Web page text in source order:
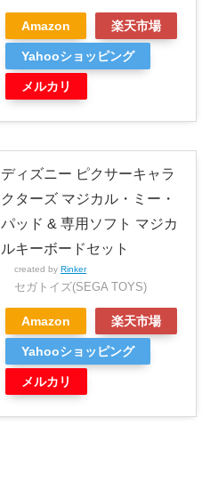
Amazon 楽天市場
Yahooショッピング
メルカリ
ディズニー ピクサーキャラ
クターズ マジカル・ミー・
パッド & 専用ソフト マジカ
ルキーボードセット
created by Rinker
セガトイズ(SEGA TOYS)
Amazon 楽天市場
Yahooショッピング
メルカリ